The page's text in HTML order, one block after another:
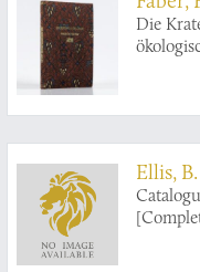
Die
Ellis,